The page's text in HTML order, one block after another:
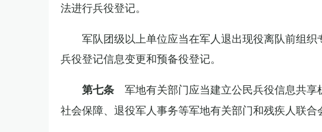
法进行兵役登记。
军队团级以上单位应当在军人退出现役离队前组
兵役登记信息变更和预备役登记。
第七条 军地有关部门应当建立公民兵役信息共
社会保障、退役军人事务等军地有关部门和残疾人联合